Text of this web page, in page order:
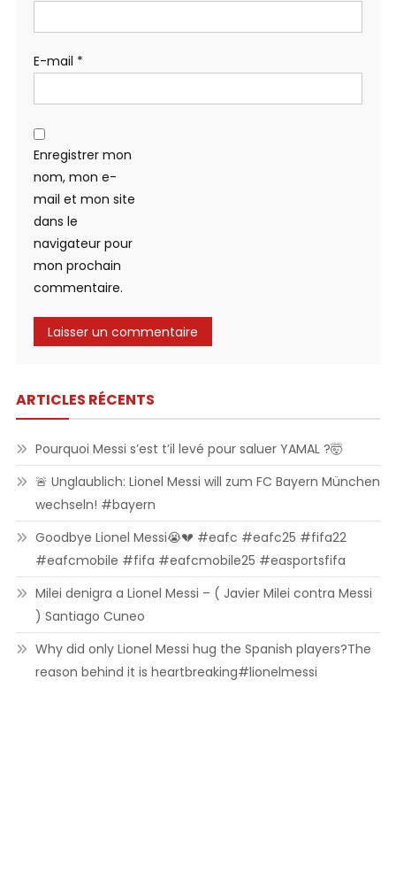
E-mail *
Enregistrer mon
nom, mon e-
mail et mon site
dans le
navigateur pour
mon prochain
commentaire.
ARTICLES RÉCENTS
Pourquoi Messi s’est t’il levé pour saluer YAMAL ?🤯
🚨 Unglaublich: Lionel Messi will zum FC Bayern München
wechseln! #bayern
Goodbye Lionel Messi😭💔 #eafc #eafc25 #fifa22
#eafcmobile #fifa #eafcmobile25 #easportsfifa
Milei denigra a Lionel Messi – ( Javier Milei contra Messi
) Santiago Cuneo
Why did only Lionel Messi hug the Spanish players?The
reason behind it is heartbreaking#lionelmessi